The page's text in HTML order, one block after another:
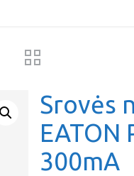
Srovės
EATON
300mA